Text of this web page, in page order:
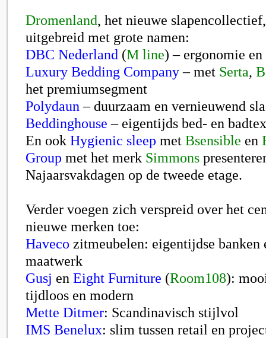
Dromenland, het nieuwe
uitgebreid met grote namen:
DBC Nederland (M line) – ergonomie
Luxury Bedding Company– met Serta,
het premiumsegment
Polydaun – duurzaam en vernieuwend
Beddinghouse – eigentijds bed- en
En ook Hygienic sleep met Bsensible en
Group met het merk Simmons
Najaarsvakdagen op de tweede etage.
Verder voegen zich verspreid over het
nieuwe merken toe:
Haveco zitmeubelen: eigentijdse banken
maatwerk
Gusj en Eight Furniture (Room108):
tijdloos en modern
Mette Ditmer: Scandinavisch stijlvol
IMS Benelux: slim tussen retail en